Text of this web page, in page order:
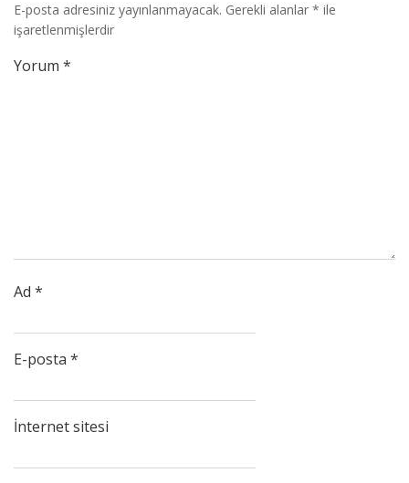
E-posta adresiniz yayınlanmayacak. Gerekli alanlar * ile
işaretlenmişlerdir
Yorum *
Ad *
E-posta *
İnternet sitesi